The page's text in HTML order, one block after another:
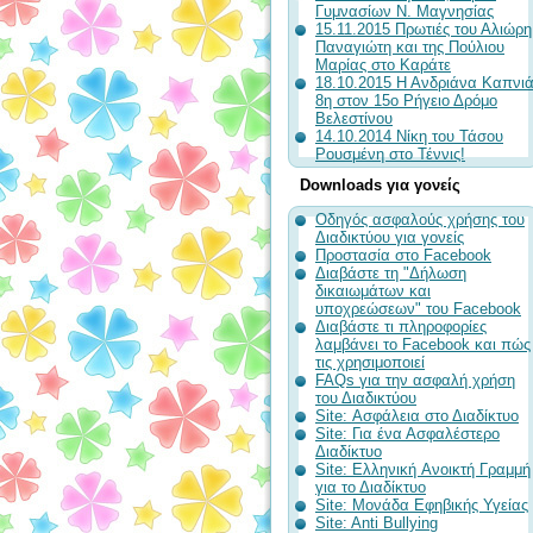
Γυμνασίων Ν. Μαγνησίας
15.11.2015 Πρωτιές του Αλιώρη
Παναγιώτη και της Πούλιου
Μαρίας στο Καράτε
18.10.2015 Η Ανδριάνα Καπνιά
8η στον 15ο Ρήγειο Δρόμο
Βελεστίνου
14.10.2014 Νίκη του Τάσου
Ρουσμένη στο Τέννις!
Downloads για γονείς
Οδηγός ασφαλούς χρήσης του
Διαδικτύου για γονείς
Προστασία στο Facebook
Διαβάστε τη "Δήλωση
δικαιωμάτων και
υποχρεώσεων" του Facebook
Διαβάστε τι πληροφορίες
λαμβάνει το Facebook και πώς
τις χρησιμοποιεί
FAQs για την ασφαλή χρήση
του Διαδικτύου
Site: Ασφάλεια στο Διαδίκτυο
Site: Για ένα Ασφαλέστερο
Διαδίκτυο
Site: Ελληνική Aνοικτή Γραμμή
για το Διαδίκτυο
Site: Μονάδα Εφηβικής Υγείας
Site: Anti Bullying